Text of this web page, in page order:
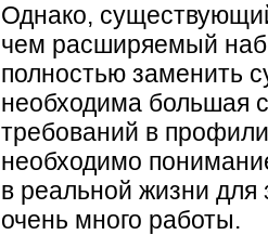
Однако,
чем расширяемый
полностью заменить
необходима большая
требований в
необходимо
в реальной жизни
очень много работы.